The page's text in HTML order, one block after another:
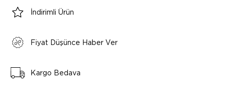
İndirimli Ürün
Fiyat Düşünce Haber Ver
Kargo Bedava